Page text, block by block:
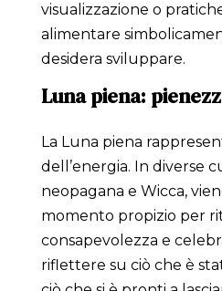
visualizzazione o
alimentare
desidera sviluppare.
Luna piena:
La Luna piena
dell’energia. In diverse
neopagana e Wicca,
momento propizio per
consapevolezza e
riflettere su ciò che è